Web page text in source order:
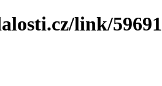
link/59691